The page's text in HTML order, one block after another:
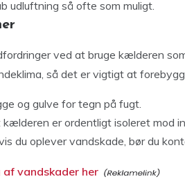
udluftning så ofte som muligt.
ved at bruge kælderen
så det er vigtigt at
og gulve for tegn på fugt.
er ordentligt isoleret mod
du oplever vandskade, bør du
vandskader her